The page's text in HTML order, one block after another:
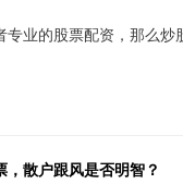
业的股票配资，那么
散户跟风是否明智？